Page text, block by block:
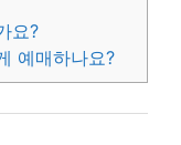
요?
예매하나요?